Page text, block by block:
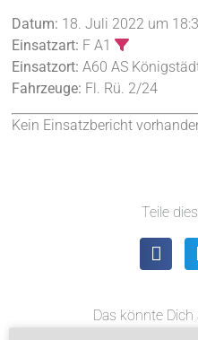
Datum: 18. Juli 2022 um
Einsatzart: F A1
Einsatzort: A60 AS
Fahrzeuge: Fl. Rü. 2/24
Kein Einsatzbericht
Teile
Das könnte